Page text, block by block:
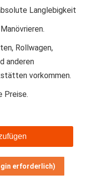
Langlebigkeit
Rollwagen,
anderen
vorkommen.
Preise.
erforderlich)